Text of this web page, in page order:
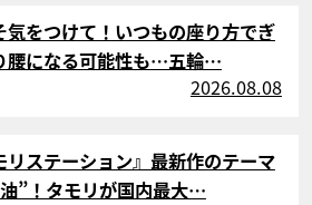
気をつけて！いつもの座り方でぎ
腰になる可能性も…五輪…
2026.08.08
リステーション』最新作のテーマ
”！タモリが国内最大…